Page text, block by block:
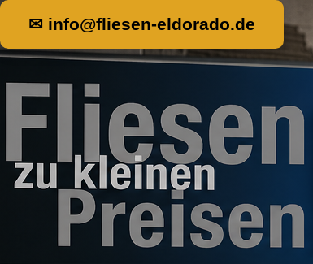
✉ info@fliesen-eldorado.de